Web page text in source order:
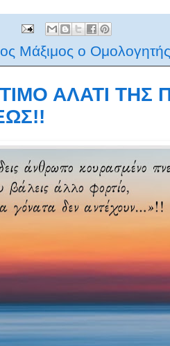
Μάξιμος ο Ομολογητής
ΑΛΑΤΙ ΤΗΣ